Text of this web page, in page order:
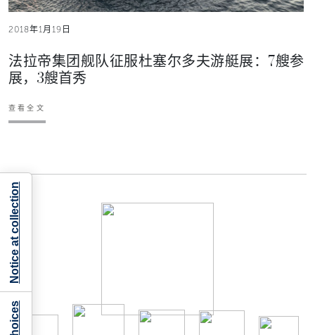
2018年1月19日
法拉帝集团舰队征服杜塞尔多夫游艇展：7艘参
展，3艘首秀
查看全文
Notice at collection